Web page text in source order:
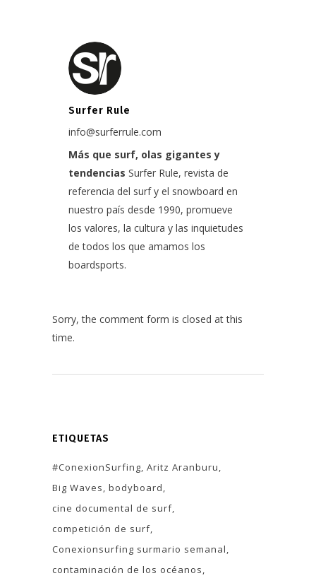
Surfer Rule
info@surferrule.com
Más que surf, olas gigantes y
tendencias Surfer Rule, revista de
referencia del surf y el snowboard en
nuestro país desde 1990, promueve
los valores, la cultura y las inquietudes
de todos los que amamos los
boardsports.
Sorry, the comment form is closed at this
time.
ETIQUETAS
#ConexionSurfing Aritz Aranburu
Big Waves bodyboard
cine documental de surf
competición de surf
Conexionsurfing surmario semanal
contaminación de los océanos